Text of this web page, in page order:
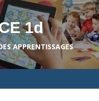
1d
APPRENTISSAGES